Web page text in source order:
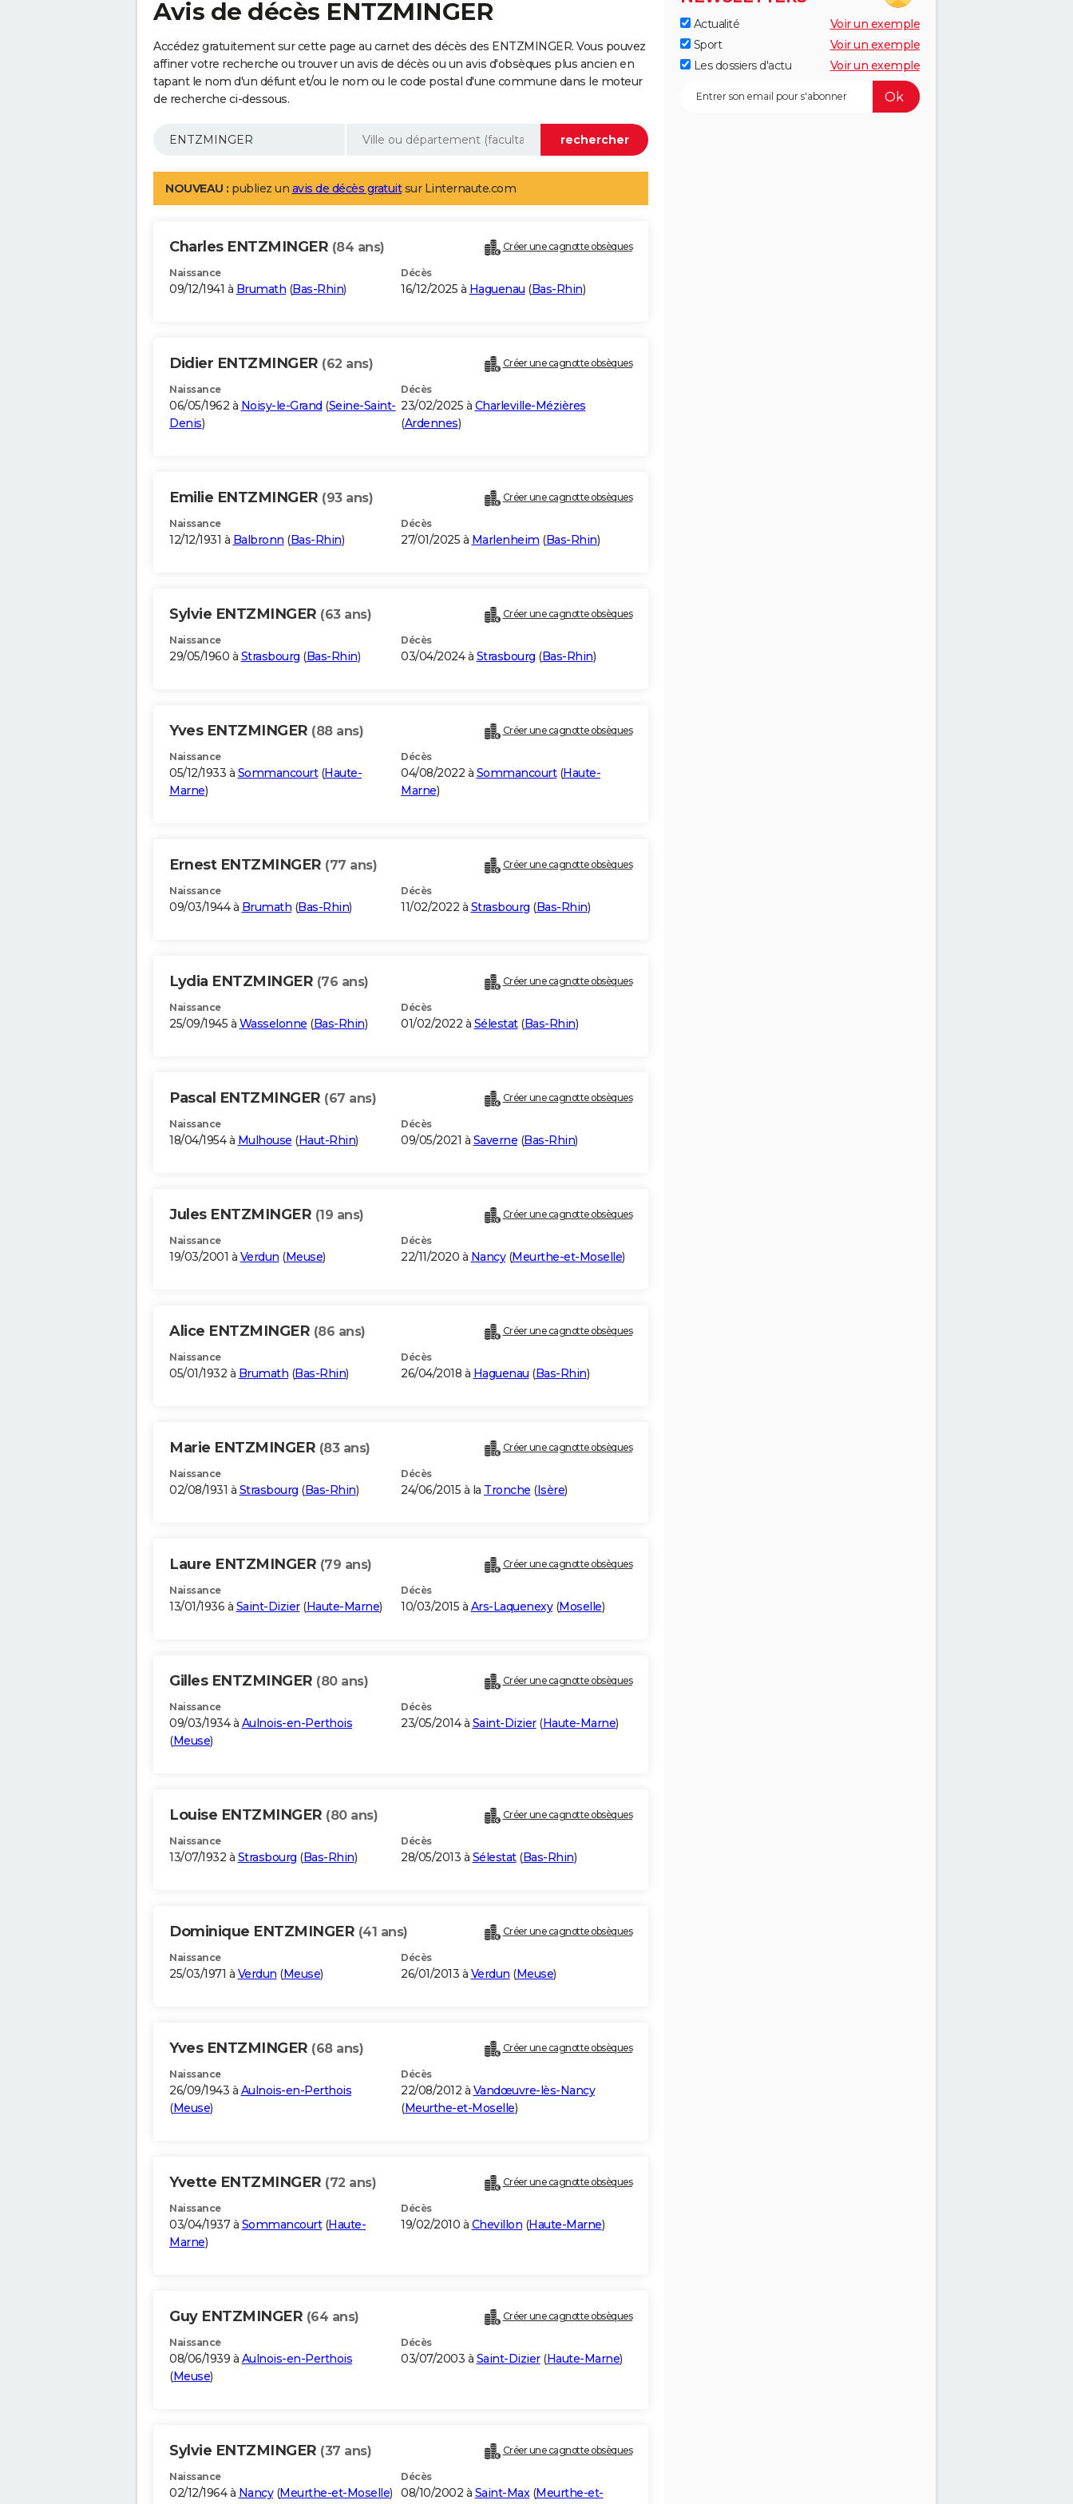
Avis de décès ENTZMINGER
Accédez gratuitement sur cette page au carnet des décès des ENTZMINGER. Vous pouvez
affiner votre recherche ou trouver un avis de décès ou un avis d'obsèques plus ancien en
tapant le nom d'un défunt et/ou le nom ou le code postal d'une commune dans le moteur
de recherche ci-dessous.
NOUVEAU : publiez un avis de décès gratuitsur Linternaute.com
Charles ENTZMINGER (84 ans) Créer une cagnotte obsèques
Naissance
09/12/1941 à Brumath (Bas-Rhin)
Décès
16/12/2025 à Haguenau (Bas-Rhin)
Didier ENTZMINGER (62 ans) Créer une cagnotte obsèques
Naissance
06/05/1962 à Noisy-le-Grand (Seine-Saint-
Denis)
Décès
23/02/2025 à Charleville-Mézières
(Ardennes)
Emilie ENTZMINGER (93 ans) Créer une cagnotte obsèques
Naissance
12/12/1931 à Balbronn (Bas-Rhin)
Décès
27/01/2025 à Marlenheim (Bas-Rhin)
Sylvie ENTZMINGER (63 ans) Créer une cagnotte obsèques
Naissance
29/05/1960 à Strasbourg (Bas-Rhin)
Décès
03/04/2024 à Strasbourg (Bas-Rhin)
Yves ENTZMINGER (88 ans) Créer une cagnotte obsèques
Naissance
05/12/1933 à Sommancourt(Haute-
Marne)
Décès
04/08/2022 à Sommancourt(Haute-
Marne)
Ernest ENTZMINGER (77 ans) Créer une cagnotte obsèques
Naissance
09/03/1944 à Brumath (Bas-Rhin)
Décès
11/02/2022 à Strasbourg (Bas-Rhin)
Lydia ENTZMINGER (76 ans) Créer une cagnotte obsèques
Naissance
25/09/1945 à Wasselonne (Bas-Rhin)
Décès
01/02/2022 à Sélestat(Bas-Rhin)
Pascal ENTZMINGER (67 ans) Créer une cagnotte obsèques
Naissance
18/04/1954 à Mulhouse (Haut-Rhin)
Décès
09/05/2021 à Saverne (Bas-Rhin)
Jules ENTZMINGER (19 ans) Créer une cagnotte obsèques
Naissance
19/03/2001 à Verdun (Meuse)
Décès
22/11/2020 à Nancy(Meurthe-et-Moselle)
Alice ENTZMINGER (86 ans) Créer une cagnotte obsèques
Naissance
05/01/1932 à Brumath (Bas-Rhin)
Décès
26/04/2018 à Haguenau (Bas-Rhin)
Marie ENTZMINGER (83 ans) Créer une cagnotte obsèques
Naissance
02/08/1931 à Strasbourg (Bas-Rhin)
Décès
24/06/2015 à la Tronche (Isère)
Laure ENTZMINGER (79 ans) Créer une cagnotte obsèques
Naissance
13/01/1936 à Saint-Dizier(Haute-Marne)
Décès
10/03/2015 à Ars-Laquenexy(Moselle)
Gilles ENTZMINGER (80 ans) Créer une cagnotte obsèques
Naissance
09/03/1934 à Aulnois-en-Perthois
(Meuse)
Décès
23/05/2014 à Saint-Dizier(Haute-Marne)
Louise ENTZMINGER (80 ans) Créer une cagnotte obsèques
Naissance
13/07/1932 à Strasbourg (Bas-Rhin)
Décès
28/05/2013 à Sélestat(Bas-Rhin)
Dominique ENTZMINGER (41 ans) Créer une cagnotte obsèques
Naissance
25/03/1971 à Verdun (Meuse)
Décès
26/01/2013 à Verdun (Meuse)
Yves ENTZMINGER (68 ans) Créer une cagnotte obsèques
Naissance
26/09/1943 à Aulnois-en-Perthois
(Meuse)
Décès
22/08/2012 à Vandœuvre-lès-Nancy
(Meurthe-et-Moselle)
Yvette ENTZMINGER (72 ans) Créer une cagnotte obsèques
Naissance
03/04/1937 à Sommancourt(Haute-
Marne)
Décès
19/02/2010 à Chevillon (Haute-Marne)
Guy ENTZMINGER (64 ans) Créer une cagnotte obsèques
Naissance
08/06/1939 à Aulnois-en-Perthois
(Meuse)
Décès
03/07/2003 à Saint-Dizier(Haute-Marne)
Sylvie ENTZMINGER (37 ans) Créer une cagnotte obsèques
Naissance
02/12/1964 à Nancy(Meurthe-et-Moselle)
Décès
08/10/2002 à Saint-Max(Meurthe-et-
Actualité
Voir un exemple
Sport
Voir un exemple
Les dossiers d'actu
Voir un exemple